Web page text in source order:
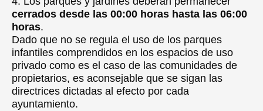
cerrados desde las 00:00 horas hasta las 06:00
horas.
Dado que no se regula el uso de los parques
infantiles comprendidos en los espacios de uso
privado como es el caso de las comunidades de
propietarios, es aconsejable que se sigan las
directrices dictadas al efecto por cada
ayuntamiento.